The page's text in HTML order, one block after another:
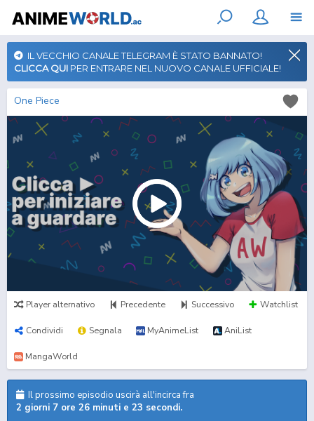
IL VECCHIO CANALE TELEGRAM È STATO BANNATO!
CLICCA QUI PER ENTRARE NEL NUOVO CANALE UFFICIALE!
One Piece
Player alternativo Precedente Successivo Watchlist
Condividi Segnala MyAnimeList AniList
MangaWorld
Il prossimo episodio uscirà all'incirca fra
2 giorni 7 ore 26 minuti e 22 secondi.